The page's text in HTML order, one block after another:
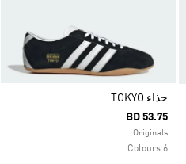
حذاء TOKYO
BD 53.75
Originals
6 Colours